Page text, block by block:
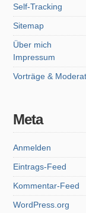
Self-Tracking
Sitemap
Über mich
Impressum
Vorträge &
Meta
Anmelden
Eintrags-Feed
Kommentar-Feed
WordPress.org